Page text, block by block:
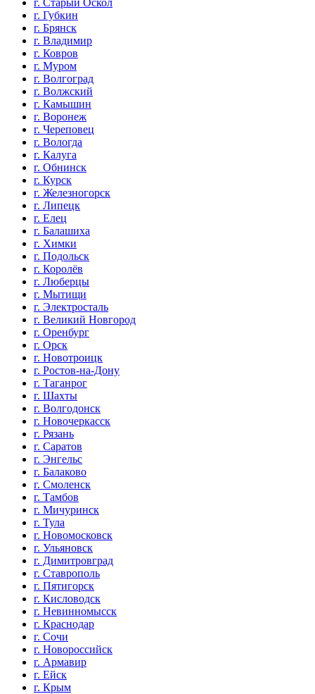
г. Старый Оскол
г. Губкин
г. Брянск
г. Владимир
г. Ковров
г. Муром
г. Волгоград
г. Волжский
г. Камышин
г. Воронеж
г. Череповец
г. Вологда
г. Калуга
г. Обнинск
г. Курск
г. Железногорск
г. Липецк
г. Елец
г. Балашиха
г. Химки
г. Подольск
г. Королёв
г. Люберцы
г. Мытищи
г. Электросталь
г. Великий Новгород
г. Оренбург
г. Орск
г. Новотроицк
г. Ростов-на-Дону
г. Таганрог
г. Шахты
г. Волгодонск
г. Новочеркасск
г. Рязань
г. Саратов
г. Энгельс
г. Балаково
г. Смоленск
г. Тамбов
г. Мичуринск
г. Тула
г. Новомосковск
г. Ульяновск
г. Димитровград
г. Ставрополь
г. Пятигорск
г. Кисловодск
г. Невинномысск
г. Краснодар
г. Сочи
г. Новороссийск
г. Армавир
г. Ейск
г. Крым